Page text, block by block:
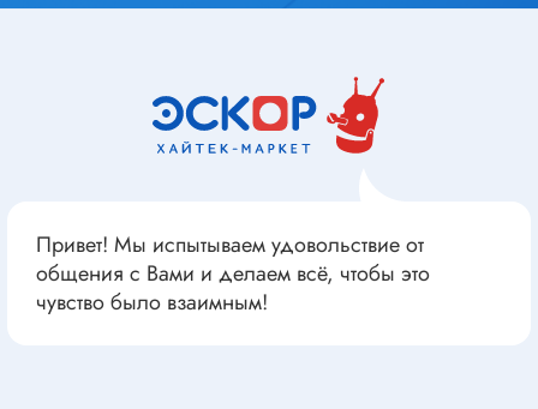
Привет! Мы испытываем удовольствие от
общения с Вами и делаем всё, чтобы это
чувство было взаимным!